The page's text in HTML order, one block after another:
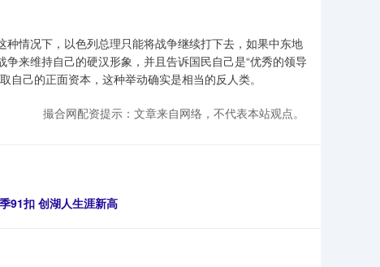
情况下，以色列总理只能将战争继续打下去，如果中东地
来维持自己的硬汉形象，并且告诉国民自己是“优秀的领导
自己的正面资本，这种举动确实是相当的反人类。
撮合网配资提示：文章来自网络，不代表本站观点。
91扣 创湖人生涯新高